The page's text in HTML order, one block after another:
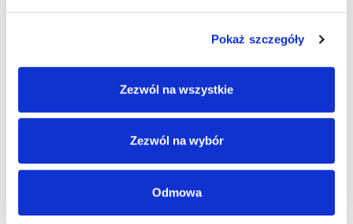
Pokaż szczegóły
Zezwól na wszystkie
Zezwól na wybór
Odmowa